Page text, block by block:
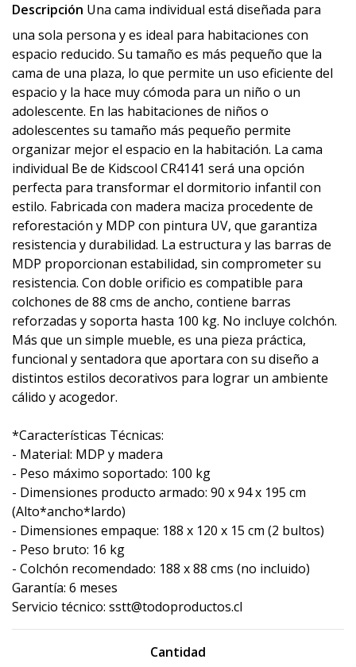
Descripción Una cama individual está diseñada para
una sola persona y es ideal para habitaciones con
espacio reducido. Su tamaño es más pequeño que la
cama de una plaza, lo que permite un uso eficiente del
espacio y la hace muy cómoda para un niño o un
adolescente. En las habitaciones de niños o
adolescentes su tamaño más pequeño permite
organizar mejor el espacio en la habitación. La cama
individual Be de Kidscool CR4141 será una opción
perfecta para transformar el dormitorio infantil con
estilo. Fabricada con madera maciza procedente de
reforestación y MDP con pintura UV, que garantiza
resistencia y durabilidad. La estructura y las barras de
MDP proporcionan estabilidad, sin comprometer su
resistencia. Con doble orificio es compatible para
colchones de 88 cms de ancho, contiene barras
reforzadas y soporta hasta 100 kg. No incluye colchón.
Más que un simple mueble, es una pieza práctica,
funcional y sentadora que aportara con su diseño a
distintos estilos decorativos para lograr un ambiente
cálido y acogedor.
*Características Técnicas:
- Material: MDP y madera
- Peso máximo soportado: 100 kg
- Dimensiones producto armado: 90 x 94 x 195 cm
(Alto*ancho*lardo)
- Dimensiones empaque: 188 x 120 x 15 cm (2 bultos)
- Peso bruto: 16 kg
- Colchón recomendado: 188 x 88 cms (no incluido)
Garantía: 6 meses
Servicio técnico: sstt@todoproductos.cl
Cantidad